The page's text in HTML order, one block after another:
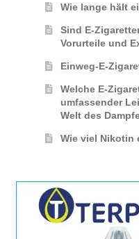
Wie lange hält
Sind E-
Vorurteile und
Einweg-E-
Welche E-
umfassender
Welt des
Wie viel Nikotin